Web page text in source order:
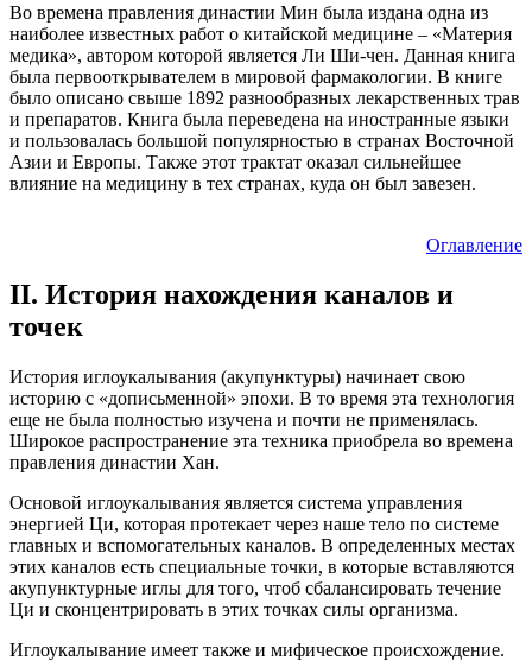
Во времена правления династии Мин была издана одна из
наиболее известных работ о китайской медицине – «Материя
медика», автором которой является Ли Ши-чен. Данная книга
была первооткрывателем в мировой фармакологии. В книге
было описано свыше 1892 разнообразных лекарственных трав
и препаратов. Книга была переведена на иностранные языки
и пользовалась большой популярностью в странах Восточной
Азии и Европы. Также этот трактат оказал сильнейшее
влияние на медицину в тех странах, куда он был завезен.
Оглавление
II. История нахождения каналов и
точек
История иглоукалывания (акупунктуры) начинает свою
историю с «дописьменной» эпохи. В то время эта технология
еще не была полностью изучена и почти не применялась.
Широкое распространение эта техника приобрела во времена
правления династии Хан.
Основой иглоукалывания является система управления
энергией Ци, которая протекает через наше тело по системе
главных и вспомогательных каналов. В определенных местах
этих каналов есть специальные точки, в которые вставляются
акупунктурные иглы для того, чтоб сбалансировать течение
Ци и сконцентрировать в этих точках силы организма.
Иглоукалывание имеет также и мифическое происхождение.